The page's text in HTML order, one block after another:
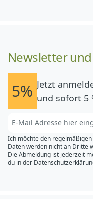
Newsletter
5% Jetzt
und sofort 5
Ich möchte den
Daten werden nicht an Dritte
Die Abmeldung ist jederzeit
du in der